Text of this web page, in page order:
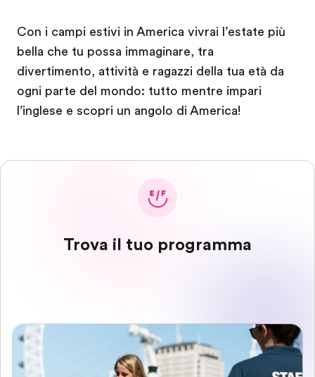
Con i campi estivi in America vivrai l’estate più
bella che tu possa immaginare, tra
divertimento, attività e ragazzi della tua età da
ogni parte del mondo: tutto mentre impari
l’inglese e scopri un angolo di America!
Trova il tuo programma